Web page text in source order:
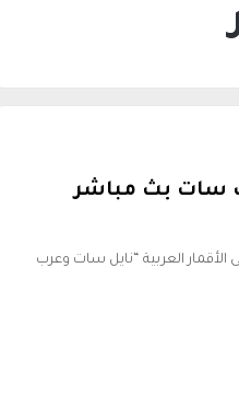
سات بث مباشر
الأقمار العربية “نايل سات وعرب